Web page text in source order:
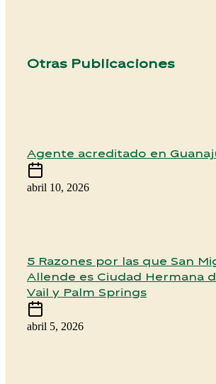
Otras Publicaciones
Agente acreditado en
abril 10, 2026
5 Razones por las que San
Allende es Ciudad Hermana
Vail y Palm Springs
abril 5, 2026